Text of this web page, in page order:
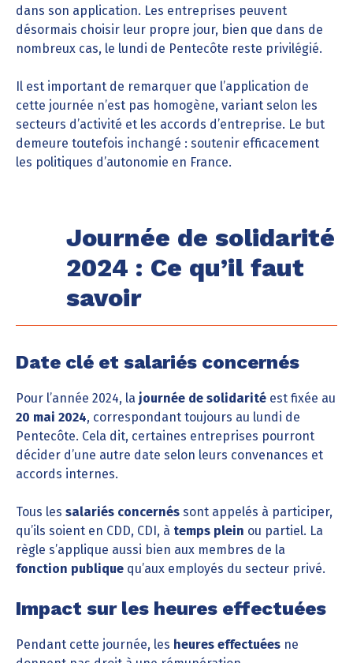
dans son application. Les entreprises peuvent
désormais choisir leur propre jour, bien que dans de
nombreux cas, le lundi de Pentecôte reste privilégié.
Il est important de remarquer que l’application de
cette journée n’est pas homogène, variant selon les
secteurs d’activité et les accords d’entreprise. Le but
demeure toutefois inchangé : soutenir efficacement
les politiques d’autonomie en France.
Journée de solidarité
2024 : Ce qu’il faut
savoir
Date clé et salariés concernés
Pour l’année 2024, la journée de solidarité est fixée au
20 mai 2024, correspondant toujours au lundi de
Pentecôte. Cela dit, certaines entreprises pourront
décider d’une autre date selon leurs convenances et
accords internes.
Tous les salariés concernés sont appelés à participer,
qu’ils soient en CDD, CDI, à temps plein ou partiel. La
règle s’applique aussi bien aux membres de la
fonction publique qu’aux employés du secteur privé.
Impact sur les heures effectuées
Pendant cette journée, les heures effectuées ne